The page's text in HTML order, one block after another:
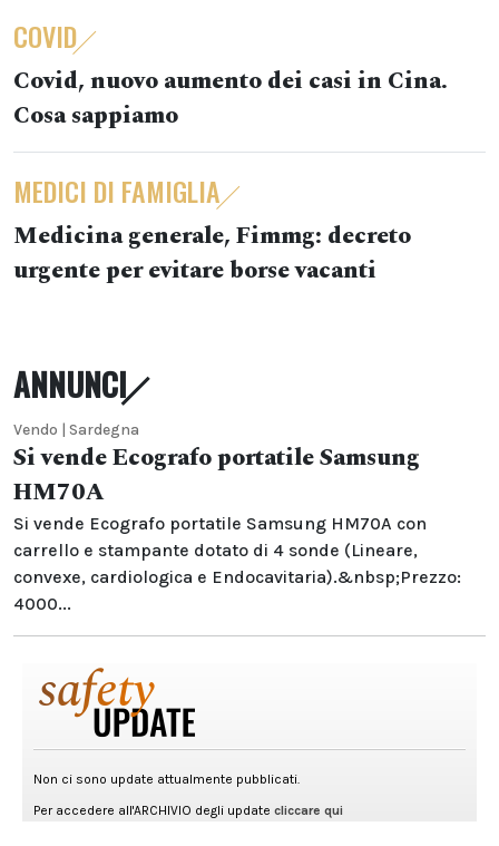
COVID
Covid, nuovo aumento dei casi in Cina.
Cosa sappiamo
MEDICI DI FAMIGLIA
Medicina generale, Fimmg: decreto
urgente per evitare borse vacanti
ANNUNCI
Vendo | Sardegna
Si vende Ecografo portatile Samsung
HM70A
Si vende Ecografo portatile Samsung HM70A con
carrello e stampante dotato di 4 sonde (Lineare,
convexe, cardiologica e Endocavitaria).&nbsp;Prezzo:
4000...